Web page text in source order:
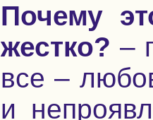
Почему
жестко? –
все –
и